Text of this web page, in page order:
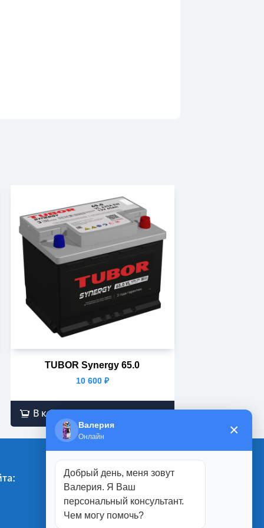
TUBOR Synergy 65.0
10 600 ₽
В корзину
Магазины:
г. Белгород
Валерия
Онлайн ×
Добрый день, меня зовут
Валерия. Я Ваш
персональный консультант.
Чем могу помочь?